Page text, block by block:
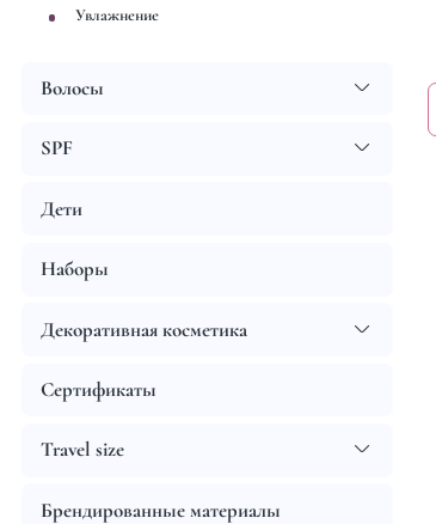
Увлажнение
Волосы
SPF
Дети
Наборы
Декоративная косметика
Сертификаты
Travel size
Брендированные материалы